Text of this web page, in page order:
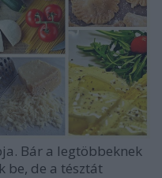
Bár a legtöbbeknek
be, de a tésztát